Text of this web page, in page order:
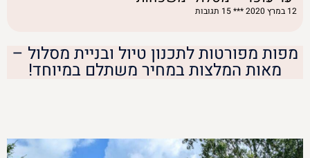
12 במרץ 2020
מפות מפורטות לתכנון טיול ובניית מסלול –
מאות המלצות במחיר משתלם במיוחד!